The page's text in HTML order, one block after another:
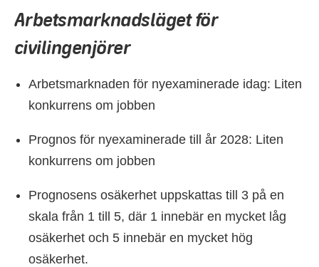
Arbetsmarknadsläget för
civilingenjörer
Arbetsmarknaden för nyexaminerade idag: Liten
konkurrens om jobben
Prognos för nyexaminerade till år 2028: Liten
konkurrens om jobben
Prognosens osäkerhet uppskattas till 3 på en
skala från 1 till 5, där 1 innebär en mycket låg
osäkerhet och 5 innebär en mycket hög
osäkerhet.